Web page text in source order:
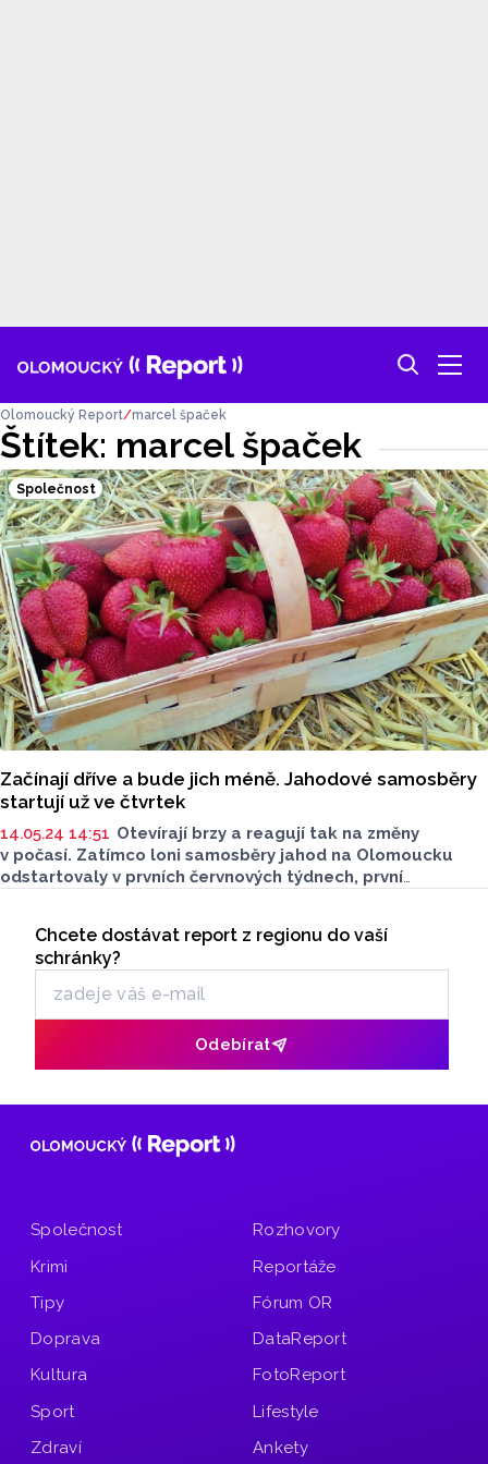
Štítek: marcel špaček
Olomoucký Report marcel špaček
Společnost
Začínají dříve a bude jich méně. Jahodové samosběry
startují už ve čtvrtek
14.05.24 14:51 Otevírají brzy a reagují tak na změny
v počasí. Zatímco loni samosběry jahod na Olomoucku
odstartovaly v prvních červnových týdnech, první
Odběr newsletteru
Chcete dostávat report z regionu do vaší
schránky?
Odebírat
Společnost
Krimi
Tipy
Doprava
Kultura
Sport
Zdraví
Rozhovory
Reportáže
Fórum OR
DataReport
FotoReport
Lifestyle
Ankety